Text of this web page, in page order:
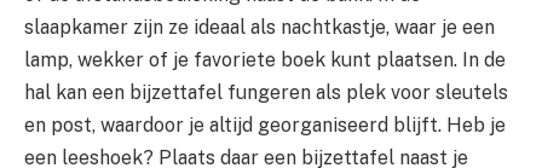
slaapkamer zijn ze ideaal als nachtkastje, waar je een
lamp, wekker of je favoriete boek kunt plaatsen. In de
hal kan een bijzettafel fungeren als plek voor sleutels
en post, waardoor je altijd georganiseerd blijft. Heb je
een leeshoek? Plaats daar een bijzettafel naast je